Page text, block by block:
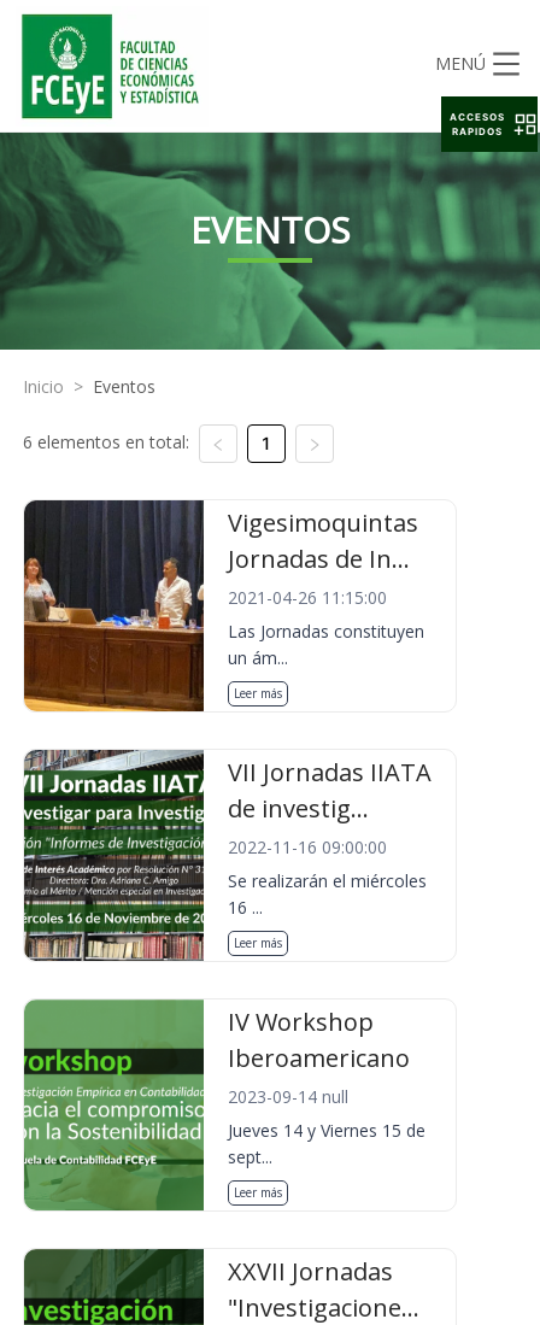
MENÚ
EVENTOS
Inicio > Eventos
6 elementos en total: 1
Vigesimoquintas
Jornadas de In...
2021-04-26 11:15:00
Las Jornadas constituyen
un ám...
Leer más
VII Jornadas IIATA
de investig...
2022-11-16 09:00:00
Se realizarán el miércoles
16 ...
Leer más
IV Workshop
Iberoamericano
2023-09-14 null
Jueves 14 y Viernes 15 de
sept...
Leer más
XXVII Jornadas
"Investigacione...
ACCESOS
RAPIDOS